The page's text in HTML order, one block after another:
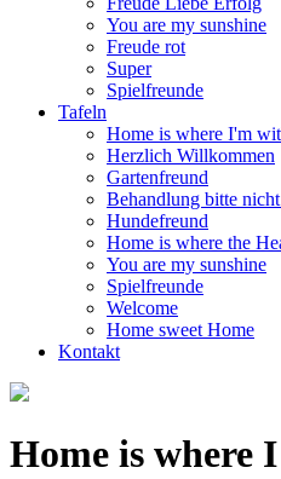
You are my sunshine
Freude rot
Super
Spielfreunde
Tafeln
Home is where I'm
Herzlich Willkommen
Gartenfreund
Behandlung bitte
Hundefreund
Home is where the
You are my sunshine
Spielfreunde
Welcome
Home sweet Home
Kontakt
Home is where